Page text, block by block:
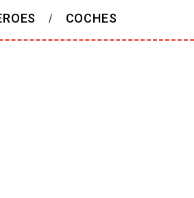
COCHES